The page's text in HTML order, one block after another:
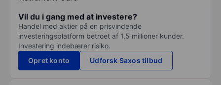
Vil du i gang med at investere?
Handel med aktier på en prisvindende
investeringsplatform betroet af 1,5 millioner kunder.
Investering indebærer risiko.
Opret konto
Udforsk Saxos tilbud